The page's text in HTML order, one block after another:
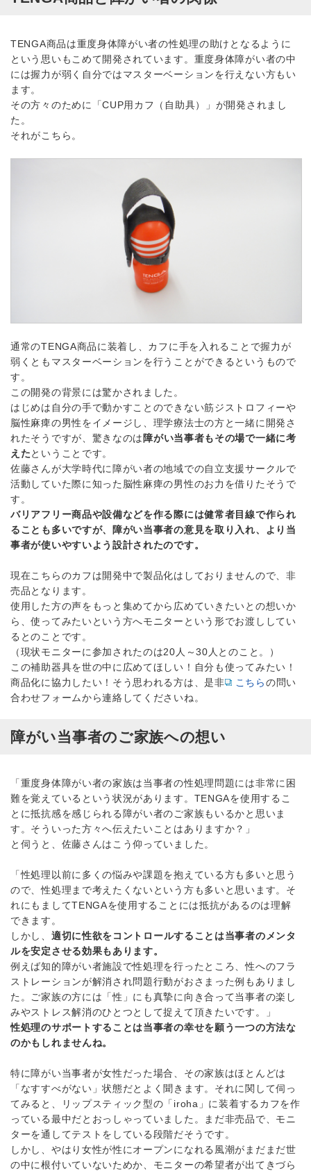
TENGA商品は重度身体障がい者の性処理の助けとなるように
という思いもこめて開発されています。重度身体障がい者の中
には握力が弱く自分ではマスターベーションを行えない方もい
ます。
その方々のために「CUP用カフ（自助具）」が開発されまし
た。
それがこちら。
通常のTENGA商品に装着し、カフに手を入れることで握力が
弱くともマスターベーションを行うことができるというもので
す。
この開発の背景には驚かされました。
はじめは自分の手で動かすことのできない筋ジストロフィーや
脳性麻痺の男性をイメージし、理学療法士の方と一緒に開発さ
れたそうですが、驚きなのは障がい当事者もその場で一緒に考
えたということです。
佐藤さんが大学時代に障がい者の地域での自立支援サークルで
活動していた際に知った脳性麻痺の男性のお力を借りたそうで
す。
バリアフリー商品や設備などを作る際には健常者目線で作られ
ることも多いですが、障がい当事者の意見を取り入れ、より当
事者が使いやすいよう設計されたのです。
現在こちらのカフは開発中で製品化はしておりませんので、非
売品となります。
使用した方の声をもっと集めてから広めていきたいとの想いか
ら、使ってみたいという方へモニターという形でお渡ししてい
るとのことです。
（現状モニターに参加されたのは20人～30人とのこと。）
この補助器具を世の中に広めてほしい！自分も使ってみたい！
商品化に協力したい！そう思われる方は、是非
こちらの問い
合わせフォームから連絡してくださいね。
障がい当事者のご家族への想い
「重度身体障がい者の家族は当事者の性処理問題には非常に困
難を覚えているという状況があります。TENGAを使用するこ
とに抵抗感を感じられる障がい者のご家族もいるかと思いま
す。そういった方々へ伝えたいことはありますか？」
と伺うと、佐藤さんはこう仰っていました。
「性処理以前に多くの悩みや課題を抱えている方も多いと思う
ので、性処理まで考えたくないという方も多いと思います。そ
れにもましてTENGAを使用することには抵抗があるのは理解
できます。
しかし、 適切に性欲をコントロールすることは当事者のメンタ
ルを安定させる効果もあります。
例えば知的障がい者施設で性処理を行ったところ、性へのフラ
ストレーションが解消され問題行動がおさまった例もありまし
た。ご家族の方には「性」にも真摯に向き合って当事者の楽し
みやストレス解消のひとつとして捉えて頂きたいです。」
性処理のサポートすることは当事者の幸せを願う一つの方法な
のかもしれませんね。
特に障がい当事者が女性だった場合、その家族はほとんどは
「なすすべがない」状態だとよく聞きます。それに関して伺っ
てみると、リップスティック型の「iroha」に装着するカフを作
っている最中だとおっしゃっていました。まだ非売品で、モニ
ターを通してテストをしている段階だそうです。
しかし、やはり女性が性にオープンになれる風潮がまだまだ世
の中に根付いていないためか、モニターの希望者が出てきづら